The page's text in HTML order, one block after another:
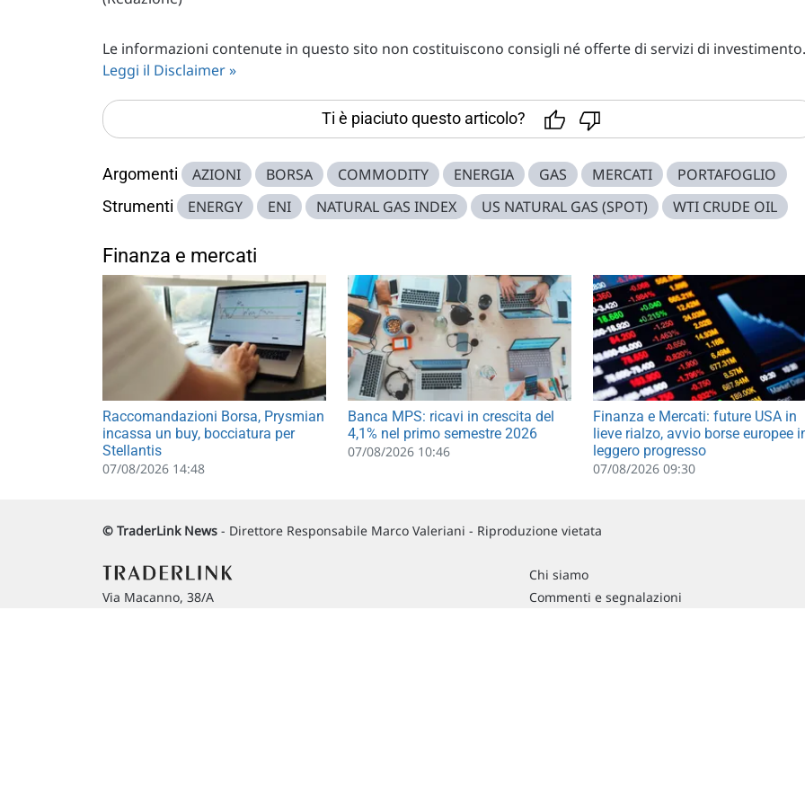
Le informazioni contenute in questo sito non costituiscono consigli né offerte di servizi di investimento.
Leggi il Disclaimer »
Ti è piaciuto questo articolo?
Argomenti AZIONI BORSA COMMODITY ENERGIA GAS MERCATI PORTAFOGLIO
Strumenti ENERGY ENI NATURAL GAS INDEX US NATURAL GAS (SPOT) WTI CRUDE OIL
Finanza e mercati
Raccomandazioni Borsa, Prysmian
incassa un buy, bocciatura per
Stellantis
07/08/2026 14:48
Banca MPS: ricavi in crescita del
4,1% nel primo semestre 2026
07/08/2026 10:46
Finanza e Mercati: future USA in
lieve rialzo, avvio borse europee
leggero progresso
07/08/2026 09:30
© TraderLink News - Direttore Responsabile Marco Valeriani - Riproduzione vietata
Via Macanno, 38/A
Chi siamo
Commenti e segnalazioni